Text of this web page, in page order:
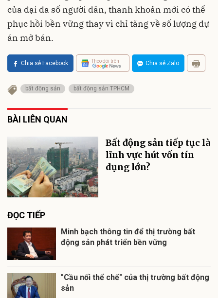
của đại đa số người dân, thanh khoản mới có thể
phục hồi bền vững thay vì chỉ tăng về số lượng dự
án mở bán.
Chia sẻ Facebook Theo dõi trên Chia sẻ Zalo
bất động sản bất động sản TPHCM
BÀI LIÊN QUAN
Bất động sản tiếp tục là
lĩnh vực hút vốn tín
dụng lớn?
ĐỌC TIẾP
Minh bạch thông tin để thị trường bất
động sản phát triển bền vững
"Cầu nối thể chế" của thị trường bất động
sản